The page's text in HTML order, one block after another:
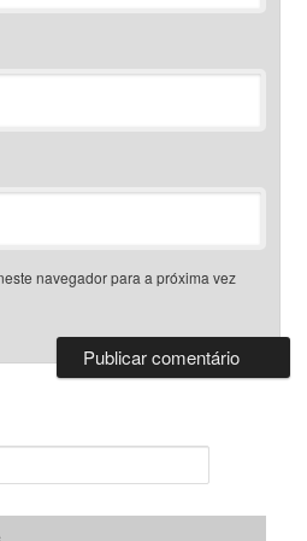
navegador para a próxima vez